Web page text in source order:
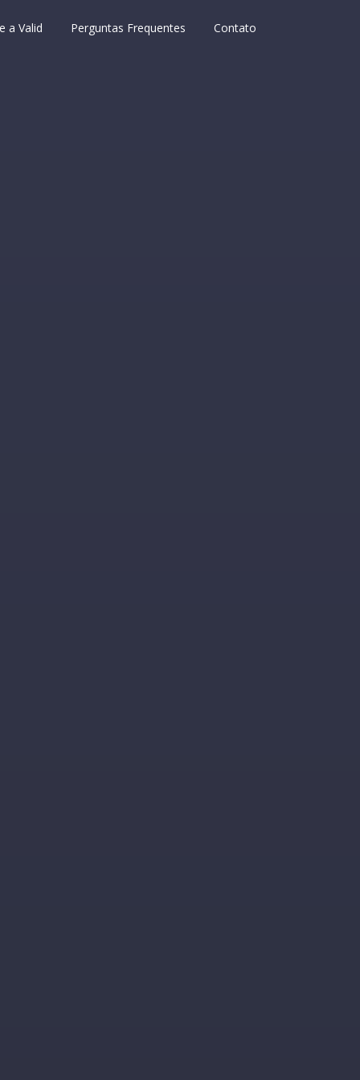
a Valid Perguntas Frequentes Contato